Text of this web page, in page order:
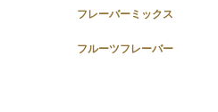
フレーバーミックス
フルーツフレーバー